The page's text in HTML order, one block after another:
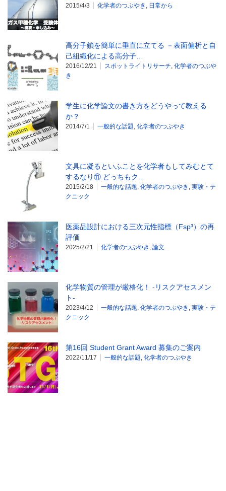
2015/4/3 化学者のつぶやき , 日常から
高分子鎖を簡単に垂直に立てる －表面偏析と自
己組織化による高分子…
2016/12/21 スポットライトリサーチ, 化学者のつぶや
き
学生に化学論文の書き方をどうやって教える
か？
2014/7/1 一般的な話題, 化学者のつぶやき
文具に凝るといふことを化学者もしてみむとて
するなり⑪:どっちもク…
2015/2/18 一般的な話題, 化学者のつぶやき , 実験・テ
クニック
医薬品設計における三次元性指標（Fsp³）の再
評価
2025/2/21 化学者のつぶやき , 論文
化学物質の管理が厳格化！ -リスクアセスメン
ト-
2023/4/12 一般的な話題, 化学者のつぶやき , 実験・テ
クニック
第16回 Student Grant Award 募集のご案内
2022/11/17 一般的な話題, 化学者のつぶやき